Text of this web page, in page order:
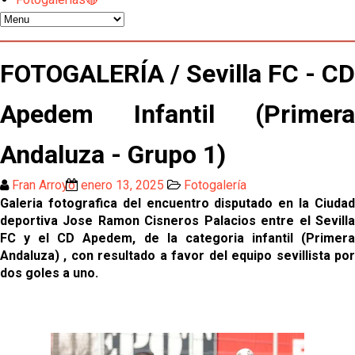
Oso es el siguiente en la lista para salir
El Sevilla FC oficializa la cesión de Rafa Mir al Aris
de Salónica
Juanlu se marcha traspasado al Bournemouth
Emery quiere pescar en el Atleti , el Villareal ya
tiene nuevo portero y el Getafe mueve ficha... Las
últimas novedades del mercado de La Liga
Vargas y Sow se incorporan al grupo en la sesión
del martes
Odysseas Vlachodimos: “El objetivo es mejorar la
temporada pasada”
fichajes
FOTOGALERÍA / Sevilla FC - CD
Apedem Infantil (Primera
Andaluza - Grupo 1)
Fran Arroyo enero 13, 2025
Fotogalería
Galeria fotografica del encuentro disputado en la Ciudad
deportiva Jose Ramon Cisneros Palacios entre el Sevilla
FC y el CD Apedem, de la categoria infantil (Primera
Andaluza) , con resultado a favor del equipo sevillista por
dos goles a uno.